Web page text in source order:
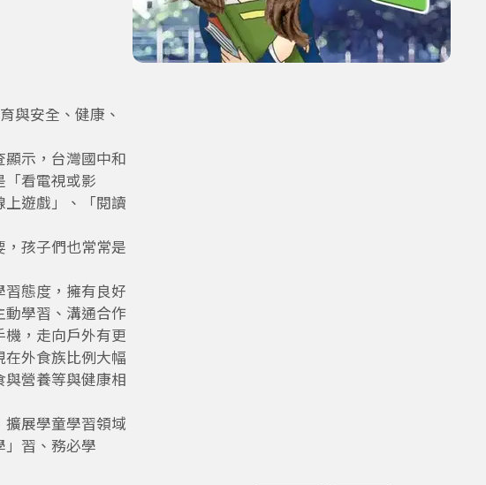
與安全、健康、
顯示，台灣國中和
「看電視或影
上遊戲」、「閱讀
，孩子們也常常是
習態度，擁有良好
動學習、溝通合作
機，走向戶外有更
在外食族比例大幅
營養等與健康相
擴展學童學習領域
」習、務必學